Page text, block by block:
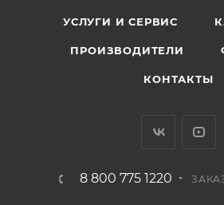
УСЛУГИ И СЕРВИС
ПРОИЗВОДИТЕЛИ
КОНТАКТЫ
8 800 775 1220